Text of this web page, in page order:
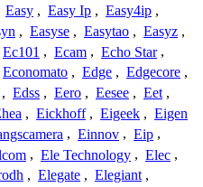
Easy , Easy Ip , Easy4ip ,
, Easyse , Easytao , Easyz ,
Ec101 , Ecam , Echo Star ,
Economato , Edge , Edgecore ,
, Edss , Eero , Eesee , Eet ,
, Eickhoff , Eigeek , Eigen
, Einnov , Eip ,
, Ele Technology , Elec ,
, Elegate , Elegiant ,